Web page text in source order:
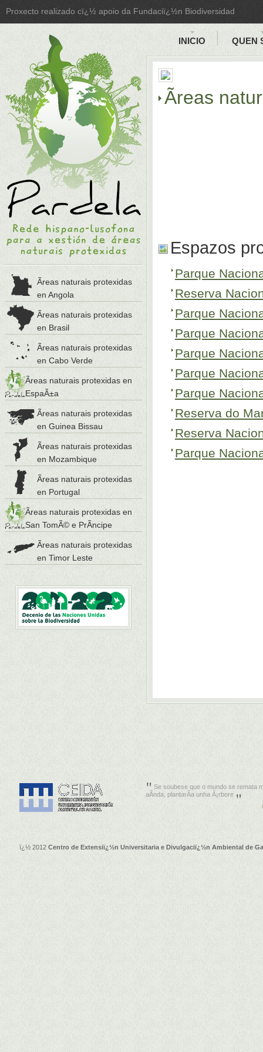
Proxecto realizado cï¿½ apoio da Fundaciï¿½n Biodiversidad
Ãreas naturais protexidas
en Angola
Ãreas naturais protexidas
en Brasil
Ãreas naturais protexidas
en Cabo Verde
Ãreas naturais protexidas en
EspaÃ±a
Ãreas naturais protexidas
en Guinea Bissau
Ãreas naturais protexidas
en Mozambique
Ãreas naturais protexidas
en Portugal
Ãreas naturais protexidas en
San TomÃ© e PrÃ­ncipe
Ãreas naturais protexidas
en Timor Leste
INICIO QUEN
Ãreas
Espazos
Parque
Reserva
Parque
Parque
Parque
Parque
Parque
Reserva do
Reserva
Parque
Se soubese que o mundo se remata
aÃ­nda, plantarÃ­a unha Ã¡rbore
ï¿½ 2012 Centro de Extensiï¿½n Universitaria e Divulgaciï¿½n Ambiental de